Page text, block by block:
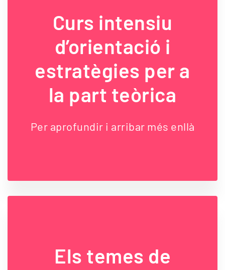
Curs intensiu
d’orientació i
estratègies per a
la part teòrica
Per aprofundir i arribar més enllà
Els temes de